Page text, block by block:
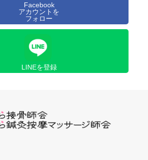
Facebook
アカウントを
フォロー
LINEを登録